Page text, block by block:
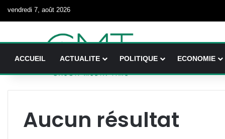
vendredi 7, août 2026
ACCUEIL ACTUALITE POLITIQUE ECONOMIE
Aucun résultat